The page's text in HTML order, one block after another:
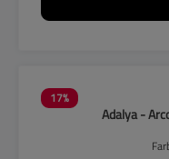
17%
Adalya -